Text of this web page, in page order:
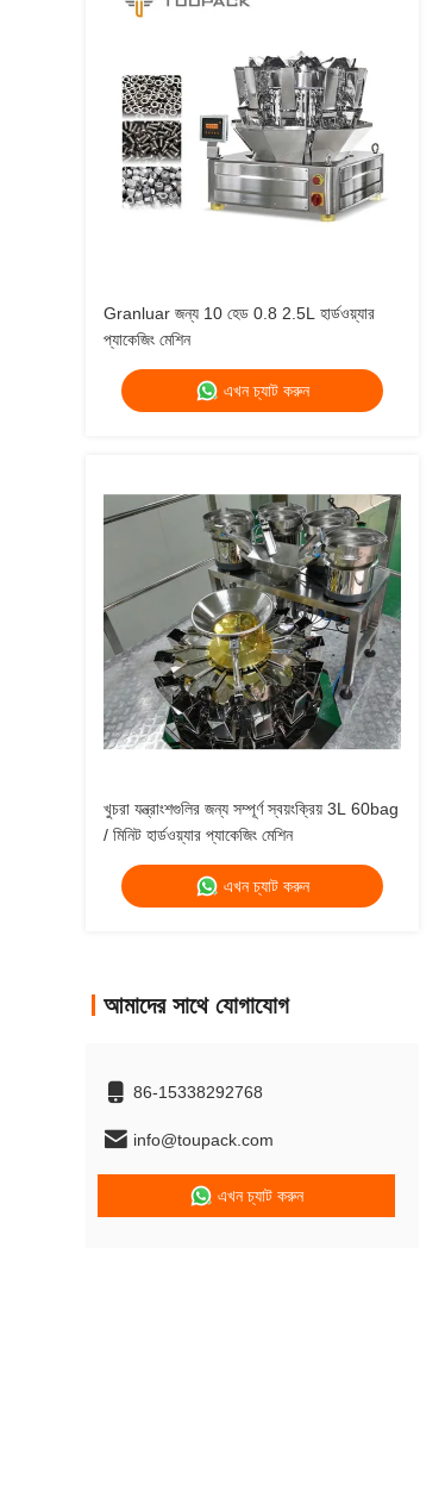
Granluar জন্য 10 হেড 0.8 2.5L হার্ডওয়্যার
প্যাকেজিং মেশিন
এখন চ্যাট করুন
খুচরা যন্ত্রাংশগুলির জন্য সম্পূর্ণ স্বয়ংক্রিয় 3L 60bag
/ মিনিট হার্ডওয়্যার প্যাকেজিং মেশিন
এখন চ্যাট করুন
আমাদের সাথে যোগাযোগ
86-15338292768
info@toupack.com
এখন চ্যাট করুন